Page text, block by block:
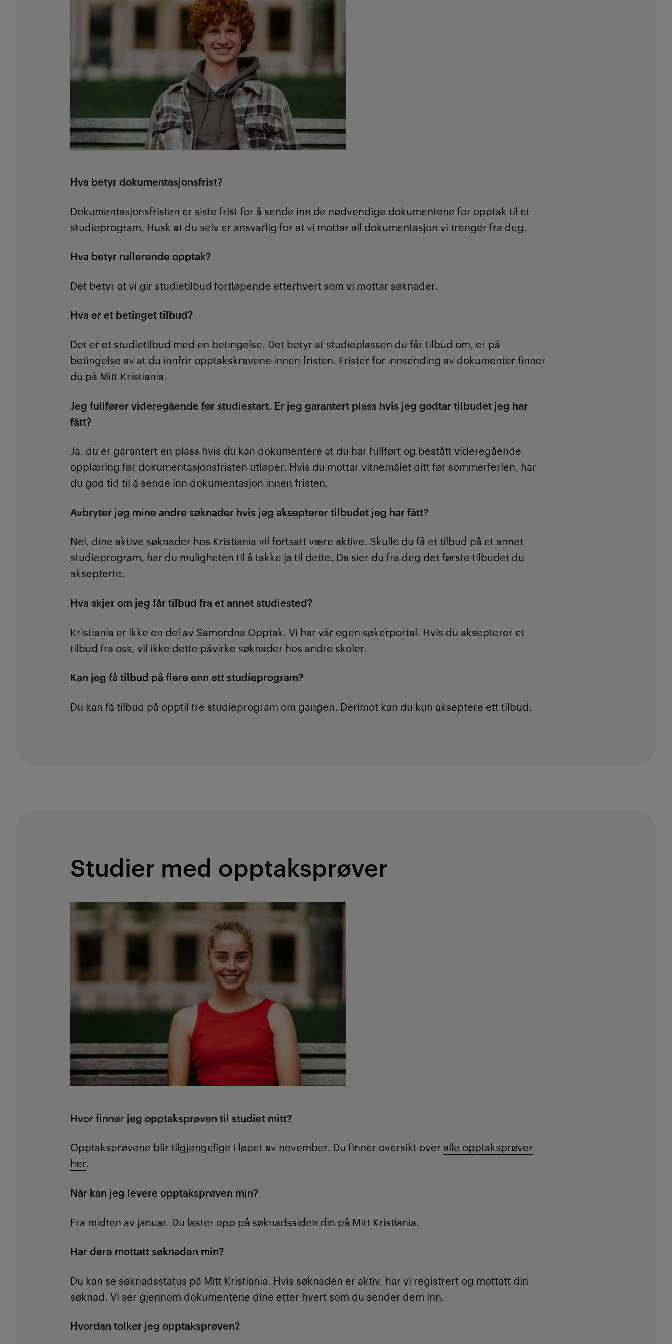
Hva betyr dokumentasjonsfrist?
Dokumentasjonsfristen er siste frist for å sende inn de nødvendige dokumentene for opptak til et
studieprogram. Husk at du selv er ansvarlig for at vi mottar all dokumentasjon vi trenger fra deg.
Hva betyr rullerende opptak?
Det betyr at vi gir studietilbud fortløpende etterhvert som vi mottar søknader.
Hva er et betinget tilbud?
Det er et studietilbud med en betingelse. Det betyr at studieplassen du får tilbud om, er på
betingelse av at du innfrir opptakskravene innen fristen. Frister for innsending av dokumenter finner
du på Mitt Kristiania.
Jeg fullfører videregående før studiestart. Er jeg garantert plass hvis jeg godtar tilbudet jeg har
fått?
Ja, du er garantert en plass hvis du kan dokumentere at du har fullført og bestått videregående
opplæring før dokumentasjonsfristen utløper. Hvis du mottar vitnemålet ditt før sommerferien, har
du god tid til å sende inn dokumentasjon innen fristen.
Avbryter jeg mine andre søknader hvis jeg aksepterer tilbudet jeg har fått?
Nei, dine aktive søknader hos Kristiania vil fortsatt være aktive. Skulle du få et tilbud på et annet
studieprogram, har du muligheten til å takke ja til dette. Da sier du fra deg det første tilbudet du
aksepterte.
Hva skjer om jeg får tilbud fra et annet studiested?
Kristiania er ikke en del av Samordna Opptak. Vi har vår egen søkerportal. Hvis du aksepterer et
tilbud fra oss, vil ikke dette påvirke søknader hos andre skoler.
Kan jeg få tilbud på flere enn ett studieprogram?
Du kan få tilbud på opptil tre studieprogram om gangen. Derimot kan du kun akseptere ett tilbud.
Studier med opptaksprøver
Hvor finner jeg opptaksprøven til studiet mitt?
Opptaksprøvene blir tilgjengelige i løpet av november. Du finner oversikt over alle opptaksprøver
her.
Når kan jeg levere opptaksprøven min?
Fra midten av januar. Du laster opp på søknadssiden din på Mitt Kristiania.
Har dere mottatt søknaden min?
Du kan se søknadsstatus på Mitt Kristiania. Hvis søknaden er aktiv, har vi registrert og mottatt din
søknad. Vi ser gjennom dokumentene dine etter hvert som du sender dem inn.
Hvordan tolker jeg opptaksprøven?